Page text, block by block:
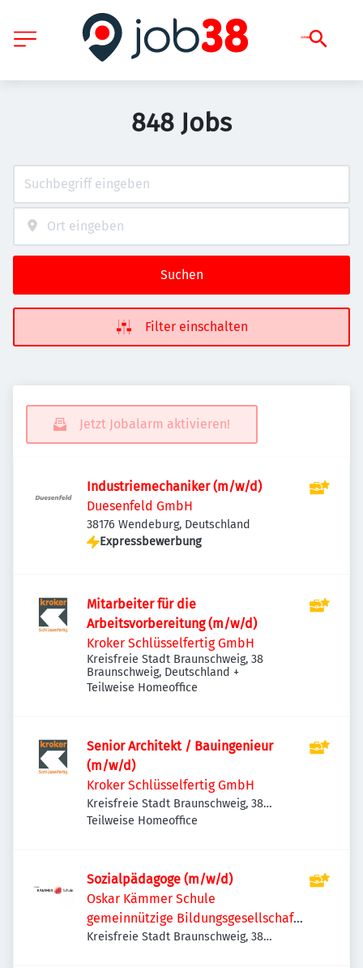
848 Jobs
Suchen
Filter einschalten
Jetzt Jobalarm aktivieren!
Industriemechaniker (m/w/d)
Duesenfeld GmbH
38176 Wendeburg, Deutschland
Expressbewerbung
Mitarbeiter für die
Arbeitsvorbereitung (m/w/d)
Kroker Schlüsselfertig GmbH
Kreisfreie Stadt Braunschweig, 38
Braunschweig, Deutschland +
Teilweise Homeoffice
Senior Architekt / Bauingenieur
(m/w/d)
Kroker Schlüsselfertig GmbH
Kreisfreie Stadt Braunschweig, 38
Braunschweig, Deutschland
Teilweise Homeoffice
Sozialpädagoge (m/w/d)
Oskar Kämmer Schule
gemeinnützige Bildungsgesellschaft
mbH
Kreisfreie Stadt Braunschweig, 38